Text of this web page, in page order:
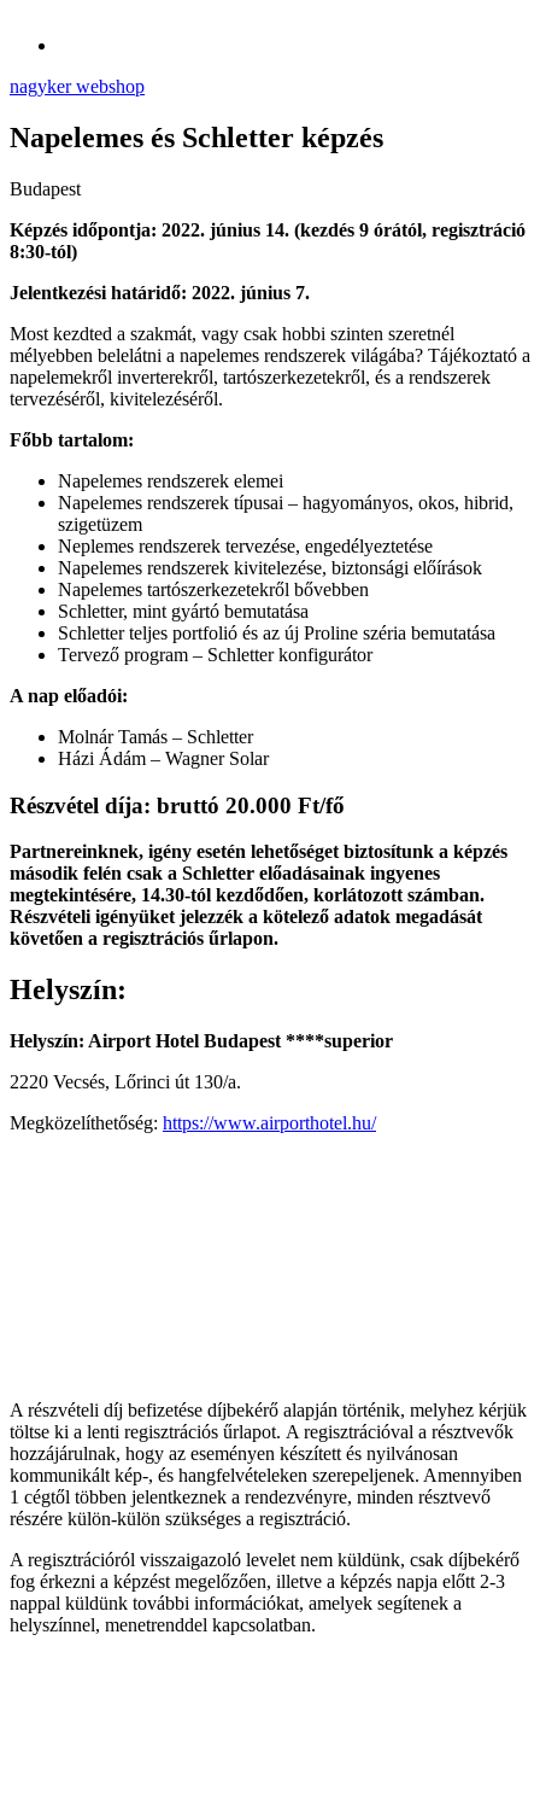
nagyker webshop
Napelemes és Schletter képzés
Budapest
Képzés időpontja: 2022. június 14. (kezdés 9 órától, regisztráció
8:30-tól)
Jelentkezési határidő: 2022. június 7.
Most kezdted a szakmát, vagy csak hobbi szinten szeretnél
mélyebben belelátni a napelemes rendszerek világába? Tájékoztató a
napelemekről inverterekről, tartószerkezetekről, és a rendszerek
tervezéséről, kivitelezéséről.
Főbb tartalom:
Napelemes rendszerek elemei
Napelemes rendszerek típusai – hagyományos, okos, hibrid,
szigetüzem
Neplemes rendszerek tervezése, engedélyeztetése
Napelemes rendszerek kivitelezése, biztonsági előírások
Napelemes tartószerkezetekről bővebben
Schletter, mint gyártó bemutatása
Schletter teljes portfolió és az új Proline széria bemutatása
Tervező program – Schletter konfigurátor
A nap előadói:
Molnár Tamás – Schletter
Házi Ádám – Wagner Solar
Részvétel díja: bruttó 20.000 Ft/fő
Partnereinknek, igény esetén lehetőséget biztosítunk a képzés
második felén csak a Schletter előadásainak ingyenes
megtekintésére, 14.30-tól kezdődően, korlátozott számban.
Részvételi igényüket jelezzék a kötelező adatok megadását
követően a regisztrációs űrlapon.
Helyszín:
Helyszín: Airport Hotel Budapest ****superior
2220 Vecsés, Lőrinci út 130/a.
Megközelíthetőség: https://www.airporthotel.hu/
A részvételi díj befizetése díjbekérő alapján történik, melyhez kérjük
töltse ki a lenti regisztrációs űrlapot. A regisztrációval a résztvevők
hozzájárulnak, hogy az eseményen készített és nyilvánosan
kommunikált kép-, és hangfelvételeken szerepeljenek. Amennyiben
1 cégtől többen jelentkeznek a rendezvényre, minden résztvevő
részére külön-külön szükséges a regisztráció.
A regisztrációról visszaigazoló levelet nem küldünk, csak díjbekérő
fog érkezni a képzést megelőzően, illetve a képzés napja előtt 2-3
nappal küldünk további információkat, amelyek segítenek a
helyszínnel, menetrenddel kapcsolatban.